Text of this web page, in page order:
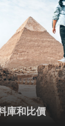
庫和比價